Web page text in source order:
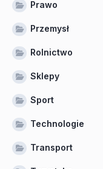
Prawo
Przemysł
Rolnictwo
Sklepy
Sport
Technologie
Transport